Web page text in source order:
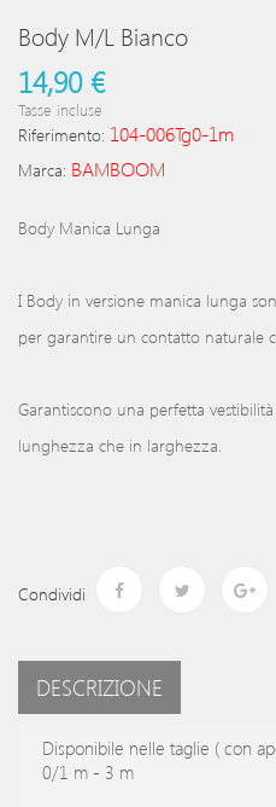
Body M/l Bianco
14,90 €
Tasse incluse
Riferimento: 104-006Tg0-1m
Marca: BAMBOOM
Body Manica Lunga
I Body in versione manica lunga
per garantire un contatto naturale
Garantiscono una perfetta
lunghezza che in larghezza.
Condividi
DESCRIZIONE
Disponibile nelle taglie ( con
0/1 m - 3 m